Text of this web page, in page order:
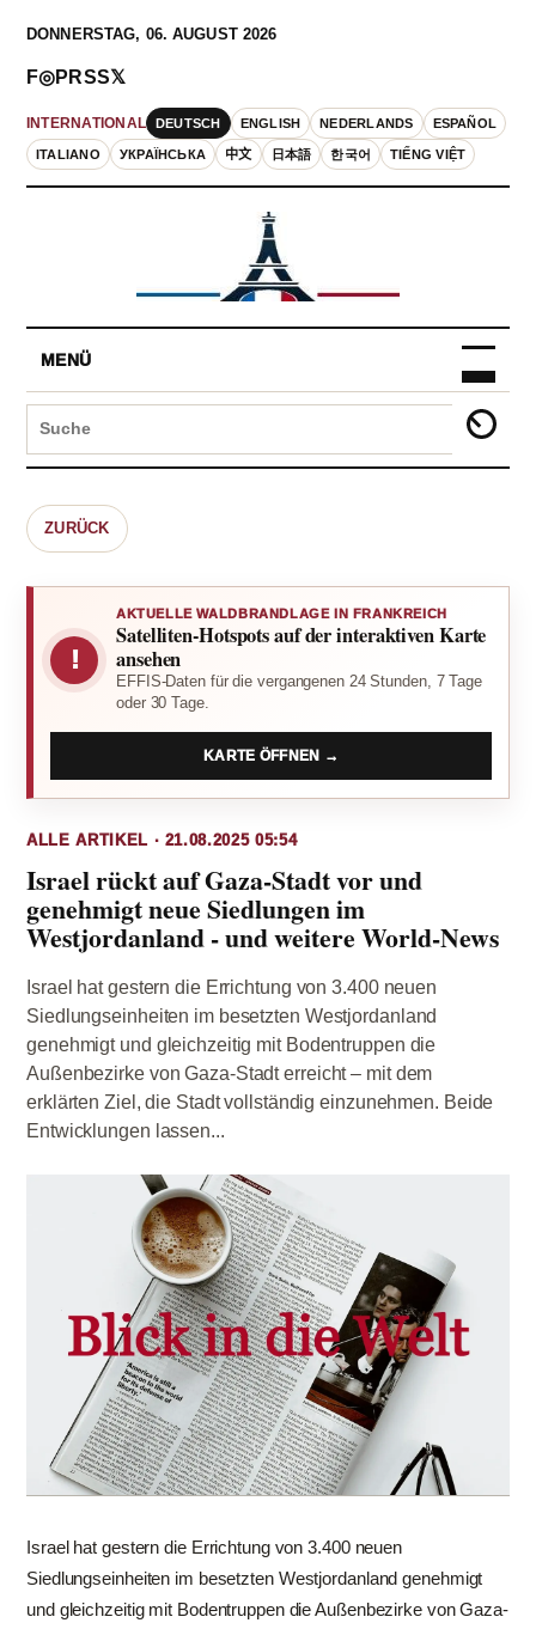
DONNERSTAG, 06. AUGUST 2026
INTERNATIONAL DEUTSCH ENGLISH NEDERLANDS ESPAÑOL
ITALIANO УКРАЇНСЬКА 中文 日本語 한국어 TIẾNG VIỆT
F◎PRSS𝕏
MENÜ
ZURÜCK
!
AKTUELLE WALDBRANDLAGE IN FRANKREICH
Satelliten-Hotspots auf der interaktiven Karte
ansehen
EFFIS-Daten für die vergangenen 24 Stunden, 7 Tage
oder 30 Tage.
KARTE ÖFFNEN →
ALLE ARTIKEL · 21.08.2025 05:54
Israel rückt auf Gaza-Stadt vor und
genehmigt neue Siedlungen im
Westjordanland - und weitere World-News
Israel hat gestern die Errichtung von 3.400 neuen
Siedlungseinheiten im besetzten Westjordanland
genehmigt und gleichzeitig mit Bodentruppen die
Außenbezirke von Gaza-Stadt erreicht – mit dem
erklärten Ziel, die Stadt vollständig einzunehmen. Beide
Entwicklungen lassen...
Israel hat gestern die Errichtung von 3.400 neuen
Siedlungseinheiten im besetzten Westjordanland genehmigt
und gleichzeitig mit Bodentruppen die Außenbezirke von Gaza-